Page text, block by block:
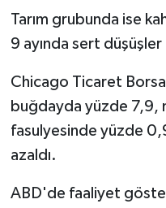
Tarım grubunda ise
9 ayında sert
Chicago Ticaret
buğdayda yüzde 7,9,
fasulyesinde yüzde
azaldı.
ABD'de faaliyet